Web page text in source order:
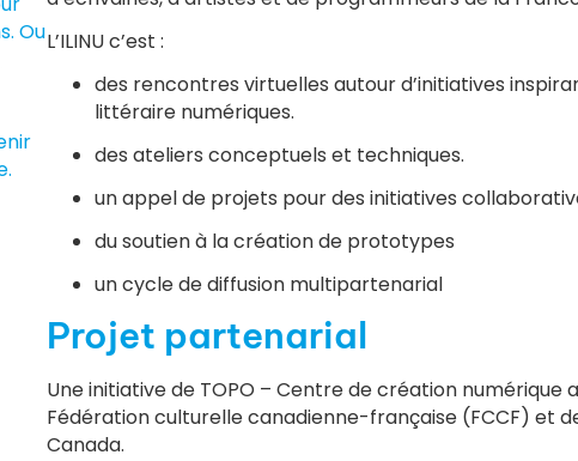
OuL’ILINU c’est :
des rencontres virtuelles autour d’initiatives
littéraire numériques.
des ateliers conceptuels et techniques.
un appel de projets pour des initiatives
du soutien à la création de prototypes
un cycle de diffusion multipartenarial
Projet partenarial
Une initiative de TOPO – Centre de création numérique
Fédération culturelle canadienne-française (FCCF) et
Canada.